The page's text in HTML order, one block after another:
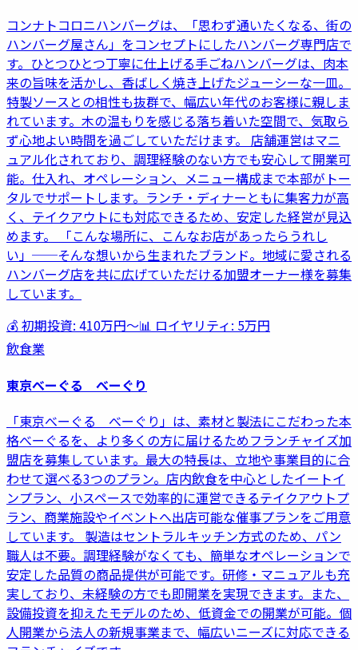
コンナトコロニハンバーグは、「思わず通いたくなる、街の
ハンバーグ屋さん」をコンセプトにしたハンバーグ専門店で
す。ひとつひとつ丁寧に仕上げる手ごねハンバーグは、肉本
来の旨味を活かし、香ばしく焼き上げたジューシーな一皿。
特製ソースとの相性も抜群で、幅広い年代のお客様に親しま
れています。木の温もりを感じる落ち着いた空間で、気取ら
ず心地よい時間を過ごしていただけます。 店舗運営はマニ
ュアル化されており、調理経験のない方でも安心して開業可
能。仕入れ、オペレーション、メニュー構成まで本部がトー
タルでサポートします。ランチ・ディナーともに集客力が高
く、テイクアウトにも対応できるため、安定した経営が見込
めます。 「こんな場所に、こんなお店があったらうれし
い」──そんな想いから生まれたブランド。地域に愛される
ハンバーグ店を共に広げていただける加盟オーナー様を募集
しています。
💰 初期投資: 410万円〜📊 ロイヤリティ: 5万円
飲食業
東京べーぐる べーぐり
「東京べーぐる べーぐり」は、素材と製法にこだわった本
格べーぐるを、より多くの方に届けるためフランチャイズ加
盟店を募集しています。最大の特長は、立地や事業目的に合
わせて選べる3つのプラン。店内飲食を中心としたイートイ
ンプラン、小スペースで効率的に運営できるテイクアウトプ
ラン、商業施設やイベントへ出店可能な催事プランをご用意
しています。 製造はセントラルキッチン方式のため、パン
職人は不要。調理経験がなくても、簡単なオペレーションで
安定した品質の商品提供が可能です。研修・マニュアルも充
実しており、未経験の方でも即開業を実現できます。また、
設備投資を抑えたモデルのため、低資金での開業が可能。個
人開業から法人の新規事業まで、幅広いニーズに対応できる